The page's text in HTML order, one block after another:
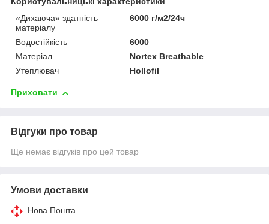
«Дихаюча» здатність
матеріалу
6000 г/м2/24ч
Водостійкість
6000
Матеріал
Nortex Breathable
Утеплювач
Hollofil
Приховати
Відгуки про товар
Ще немає відгуків про цей товар
Умови доставки
Нова Пошта